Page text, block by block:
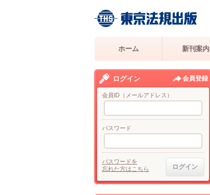
ホーム 新刊案内
ログイン 会員登録
会員ID（メールアドレス）
パスワード
パスワードを
忘れた方はこちら